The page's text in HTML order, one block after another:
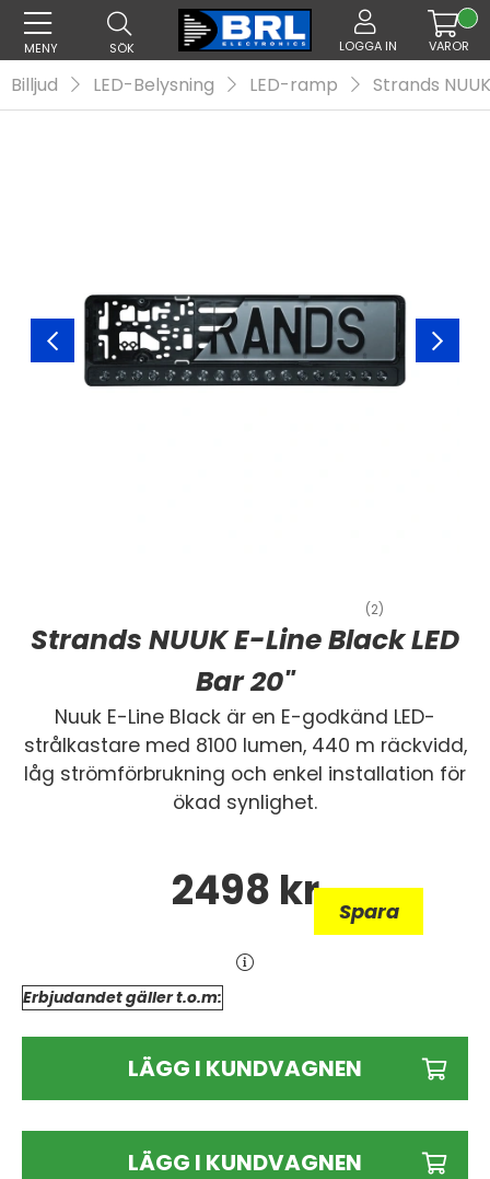
MENY SÖK LOGGA IN VAROR
Billjud LED-Belysning LED-ramp Strands
(2)
Strands NUUK E-Line Black LED
Bar 20"
Nuuk E-Line Black är en E-godkänd LED-
strålkastare med 8100 lumen, 440 m räckvidd,
låg strömförbrukning och enkel installation för
ökad synlighet.
2498 kr Spara
Erbjudandet gäller t.o.m:
LÄGG I KUNDVAGNEN
LÄGG I KUNDVAGNEN